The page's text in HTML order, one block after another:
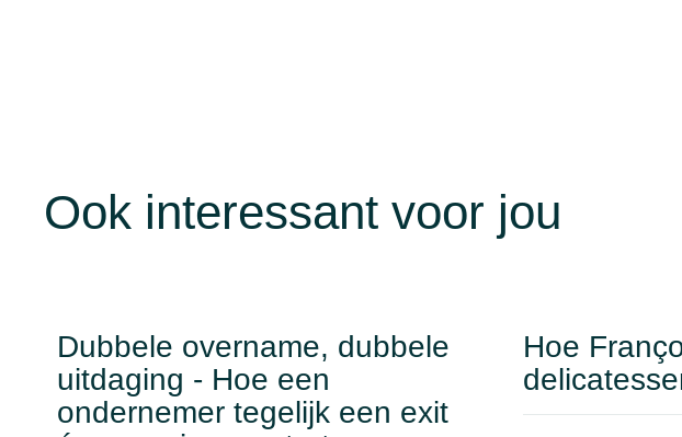
Ook interessant voor jou
Dubbele overname, dubbele
uitdaging - Hoe een
ondernemer tegelijk een exit
Hoe